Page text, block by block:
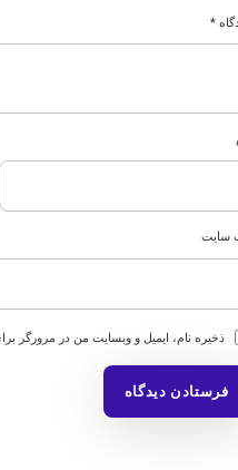
*
سایت
ذخیره نام، ایمیل و وبسایت من در مرورگر